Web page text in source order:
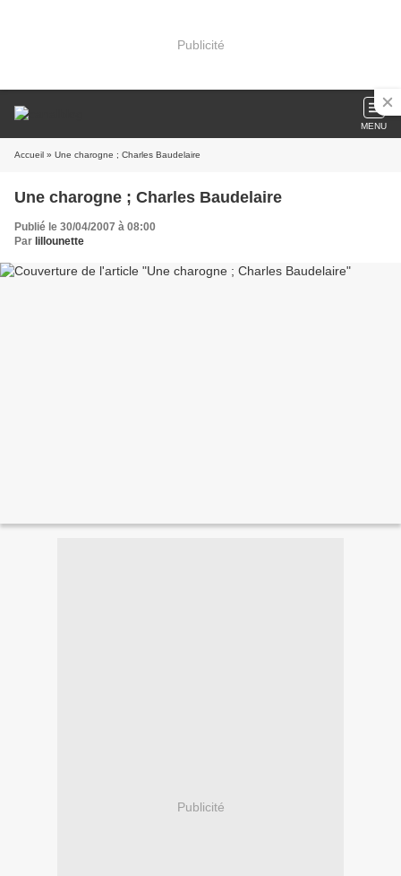
Publicité
MENU
Accueil » Une charogne ; Charles Baudelaire
Une charogne ; Charles Baudelaire
Publié le 30/04/2007 à 08:00
Par lillounette
Publicité